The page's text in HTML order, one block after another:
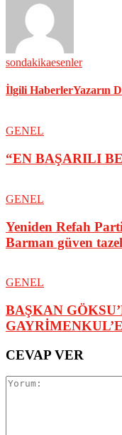
sondakikaesenler
İlgili HaberlerYazarın
GENEL
“EN BAŞARILI
GENEL
Yeniden Refah
Barman güven
GENEL
BAŞKAN
CEVAP VER